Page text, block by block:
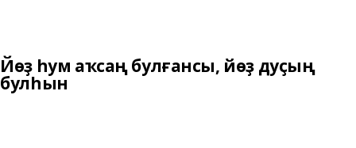
Йөҙ һум аҡсаң булғансы, йөҙ дуҫың
булһын